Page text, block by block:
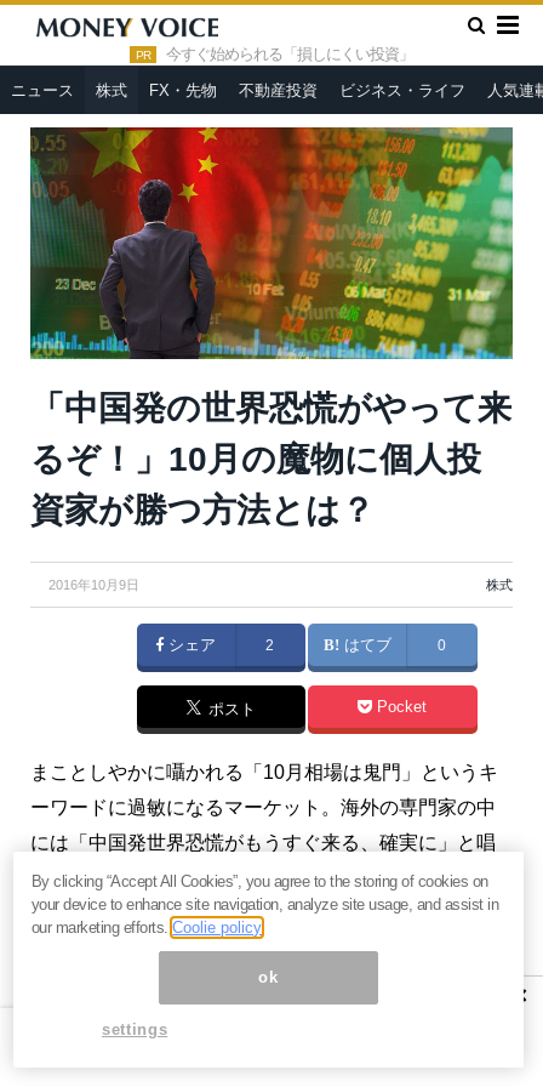
PR 今すぐ始められる「損しにくい投資」
ニュース 株式 FX・先物 不動産投資 ビジネス・ライフ 人気連
HOME » 株式 »
「中国発の世界恐慌がやって来るぞ！」10月
の魔物に個人投資家が勝つ方法とは？
「中国発の世界恐慌がやって来
るぞ！」10月の魔物に個人投
資家が勝つ方法とは？
2016年10月9日 株式
シェア 2 はてブ 0
ポスト Pocket
まことしやかに囁かれる「10月相場は鬼門」というキ
ーワードに過敏になるマーケット。海外の専門家の中
には「中国発世界恐慌がもうすぐ来る、確実に」と唱
えている人もいます。（『FPO公式［FX・株式投資 応
援メルマガ］』）
マーケットでは「いつ、どのよう
なことも起こり得る」と心得よう
×
By clicking “Accept All Cookies”, you agree to the storing of cookies on
your device to enhance site navigation, analyze site usage, and assist in
our marketing efforts.Coolie policy
ok
settings